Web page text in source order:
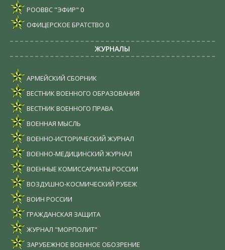
РООВВС "ЭФИР" 0
ОФИЦЕРСКОЕ БРАТСТВО 0
ЖУРНАЛЫ
АРМЕЙСКИЙ СБОРНИК
ВЕСТНИК ВОЕННОГО ОБРАЗОВАНИЯ
ВЕСТНИК ВОЕННОГО ПРАВА
ВОЕННАЯ МЫСЛЬ
ВОЕННО-ИСТОРИЧЕСКИЙ ЖУРНАЛ
ВОЕННО-МЕДИЦИНСКИЙ ЖУРНАЛ
ВОЕННЫЕ КОМИССАРИАТЫ РОССИИ
ВОЗДУШНО-КОСМИЧЕСКИЙ РУБЕЖ
ВОИН РОССИИ
ГРАЖДАНСКАЯ ЗАЩИТА
ЖУРНАЛ "МОРПОЛИТ"
ЗАРУБЕЖНОЕ ВОЕННОЕ ОБОЗРЕНИЕ